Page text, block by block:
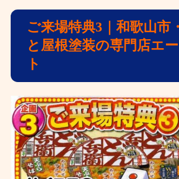
ご来場特典3｜和歌山市
と屋根塗装の専門店エ
ト